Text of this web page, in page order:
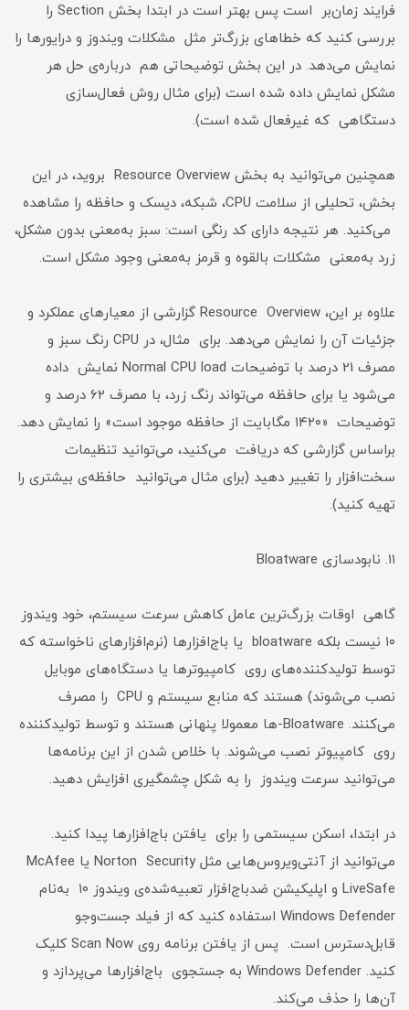
فرایند زمان‌بر است پس بهتر است در ابتدا بخش Section را
بررسی کنید که خطاهای بزرگ‌تر مثل مشکلات ویندوز و درایورها را
نمایش می‌دهد. در این بخش توضیحاتی هم درباره‌ی حل هر
مشکل نمایش داده شده است (برای مثال روش فعال‌سازی
دستگاهی که غیرفعال شده است).
همچنین می‌توانید به بخش Resource Overview بروید، در این
بخش، تحلیلی از سلامت CPU، شبکه، دیسک و حافظه را مشاهده
می‌کنید. هر نتیجه دارای کد رنگی است: سبز به‌معنی بدون مشکل،
زرد به‌معنی مشکلات بالقوه و قرمز به‌معنی وجود مشکل است.
علاوه بر این، Resource Overview گزارشی از معیارهای عملکرد و
جزئیات آن را نمایش می‌دهد. برای مثال، در CPU رنگ سبز و
مصرف 21 درصد با توضیحات Normal CPU load نمایش داده
می‌شود یا برای حافظه می‌تواند رنگ زرد، با مصرف ۶۲ درصد و
توضیحات «۱۴۲۰ مگابایت از حافظه موجود است» را نمایش دهد.
براساس گزارشی که دریافت می‌کنید، می‌توانید تنظیمات
سخت‌افزار را تغییر دهید (برای مثال می‌توانید حافظه‌ی بیشتری را
تهیه کنید).
۱۱. نابودسازی Bloatware
گاهی اوقات بزرگ‌ترین عامل کاهش سرعت سیستم، خود ویندوز
۱۰ نیست بلکه bloatware یا باج‌افزارها (نرم‌افزارهای ناخواسته که
توسط تولیدکننده‌های روی کامپیوترها یا دستگاه‌های موبایل
نصب می‌شوند) هستند که منابع سیستم و CPU را مصرف
می‌کنند. Bloatware-ها معمولا پنهانی هستند و توسط تولیدکننده
روی کامپیوتر نصب می‌شوند. با خلاص شدن از این برنامه‌ها
می‌توانید سرعت ویندوز را به شکل چشمگیری افزایش دهید.
در ابتدا، اسکن سیستمی را برای یافتن باج‌افزارها پیدا کنید.
می‌توانید از آنتی‌ویروس‌هایی مثل Norton Security یا McAfee
LiveSafe و اپلیکیشن ضدباج‌افزار تعبیه‌شده‌ی ویندوز ۱۰ به‌نام
Windows Defender استفاده کنید که از فیلد جست‌وجو
قابل‌دسترس است. پس از یافتن برنامه روی Scan Now کلیک
کنید. Windows Defender به جستجوی باج‌افزارها می‌پردازد و
آن‌ها را حذف می‌کند.